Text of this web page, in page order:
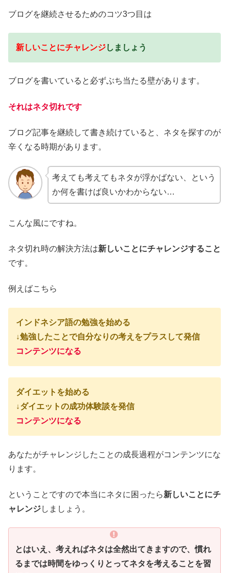
ブログを継続させるためのコツ3つ目は
新しいことにチャレンジしましょう
ブログを書いていると必ずぶち当たる壁があります。
それはネタ切れです
ブログ記事を継続して書き続けていると、ネタを探すのが
辛くなる時期があります。
考えても考えてもネタが浮かばない、という
か何を書けば良いかわからない…
こんな風にですね。
ネタ切れ時の解決方法は新しいことにチャレンジすること
です。
例えばこちら
インドネシア語の勉強を始める
↓勉強したことで自分なりの考えをプラスして発信
コンテンツになる
ダイエットを始める
↓ダイエットの成功体験談を発信
コンテンツになる
あなたがチャレンジしたことの成長過程がコンテンツにな
ります。
ということですので本当にネタに困ったら新しいことにチ
ャレンジしましょう。
とはいえ、考えればネタは全然出てきますので、慣れ
るまでは時間をゆっくりとってネタを考えることを習